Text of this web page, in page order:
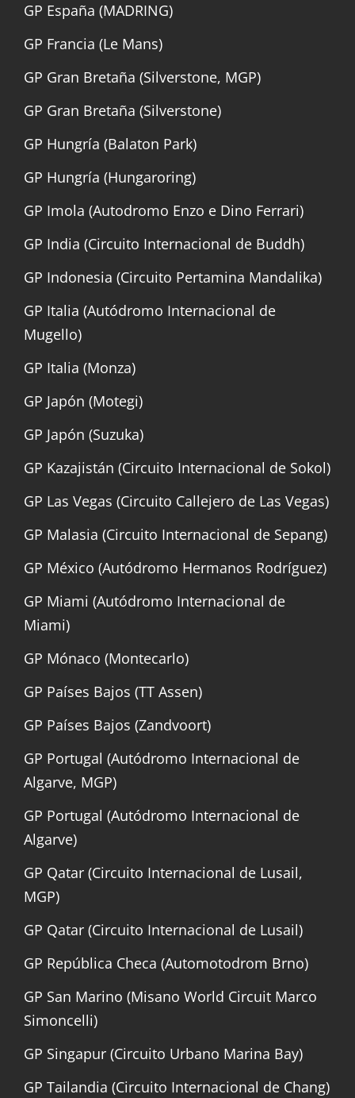
GP España (MADRING)
GP Francia (Le Mans)
GP Gran Bretaña (Silverstone, MGP)
GP Gran Bretaña (Silverstone)
GP Hungría (Balaton Park)
GP Hungría (Hungaroring)
GP Imola (Autodromo Enzo e Dino Ferrari)
GP India (Circuito Internacional de Buddh)
GP Indonesia (Circuito Pertamina Mandalika)
GP Italia (Autódromo Internacional de
Mugello)
GP Italia (Monza)
GP Japón (Motegi)
GP Japón (Suzuka)
GP Kazajistán (Circuito Internacional de Sokol)
GP Las Vegas (Circuito Callejero de Las Vegas)
GP Malasia (Circuito Internacional de Sepang)
GP México (Autódromo Hermanos Rodríguez)
GP Miami (Autódromo Internacional de
Miami)
GP Mónaco (Montecarlo)
GP Países Bajos (TT Assen)
GP Países Bajos (Zandvoort)
GP Portugal (Autódromo Internacional de
Algarve, MGP)
GP Portugal (Autódromo Internacional de
Algarve)
GP Qatar (Circuito Internacional de Lusail,
MGP)
GP Qatar (Circuito Internacional de Lusail)
GP República Checa (Automotodrom Brno)
GP San Marino (Misano World Circuit Marco
Simoncelli)
GP Singapur (Circuito Urbano Marina Bay)
GP Tailandia (Circuito Internacional de Chang)